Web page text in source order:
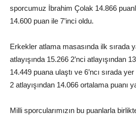
sporcumuz İbrahim Çolak 14.866
14.600 puan ile 7’inci oldu.
Erkekler atlama masasında ilk sırada
atlayışında 15.266 2’nci atlayışından
14.449 puana ulaştı ve 6’ncı sırada
2 atlayışından 14.066 ortalama puanı
Milli sporcularımızın bu puanlarla